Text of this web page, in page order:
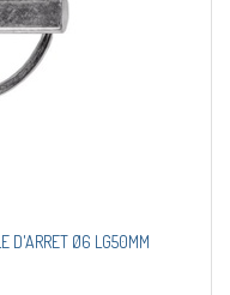
D'ARRET Ø6 LG50MM